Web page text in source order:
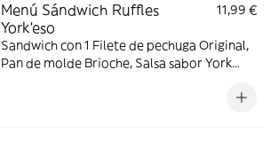
Menú Sándwich Ruffles
York'eso
11,99 €
Sandwich con 1 Filete de pechuga Original,
Pan de molde Brioche, Salsa sabor York